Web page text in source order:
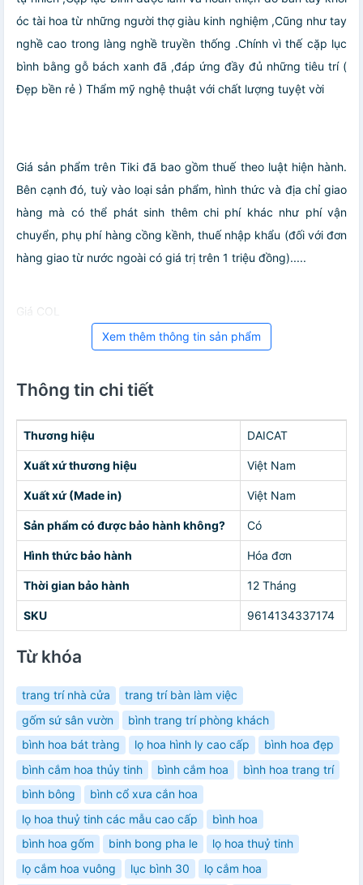
óc tài hoa từ những người thợ giàu kinh nghiệm ,Cũng như tay
nghề cao trong làng nghề truyền thống .Chính vì thế cặp lục
bình bằng gỗ bách xanh đã ,đáp ứng đầy đủ những tiêu trí (
Đẹp bền rẻ ) Thẩm mỹ nghệ thuật với chất lượng tuyệt vời
Giá sản phẩm trên Tiki đã bao gồm thuế theo luật hiện hành.
Bên cạnh đó, tuỳ vào loại sản phẩm, hình thức và địa chỉ giao
hàng mà có thể phát sinh thêm chi phí khác như phí vận
chuyển, phụ phí hàng cồng kềnh, thuế nhập khẩu (đối với đơn
hàng giao từ nước ngoài có giá trị trên 1 triệu đồng).....
Giá COL
Xem thêm thông tin sản phẩm
Thông tin chi tiết
Thương hiệu DAICAT
Xuất xứ thương hiệu Việt Nam
Xuất xứ (Made in) Việt Nam
Sản phẩm có được bảo hành không? Có
Hình thức bảo hành Hóa đơn
Thời gian bảo hành 12 Tháng
SKU 9614134337174
Từ khóa
trang trí nhà cửa
trang trí bàn làm việc
gốm sứ sân vườn
bình trang trí phòng khách
bình hoa bát tràng
lọ hoa hình ly cao cấp
bình hoa đẹp
bình cắm hoa thủy tinh
bình cắm hoa
bình hoa trang trí
bình bông
bình cổ xưa cắn hoa
lọ hoa thuỷ tinh các mẫu cao cấp
bình hoa
bình hoa gốm
binh bong pha le
lọ hoa thuỷ tinh
lọ cắm hoa vuông
lục bình 30
lọ cắm hoa